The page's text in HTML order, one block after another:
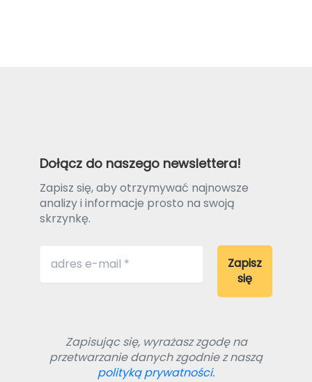
Dołącz do naszego newslettera!
Zapisz się, aby otrzymywać najnowsze
analizy i informacje prosto na swoją
skrzynkę.
Zapisując się, wyrażasz zgodę na
przetwarzanie danych zgodnie z naszą
polityką prywatności.